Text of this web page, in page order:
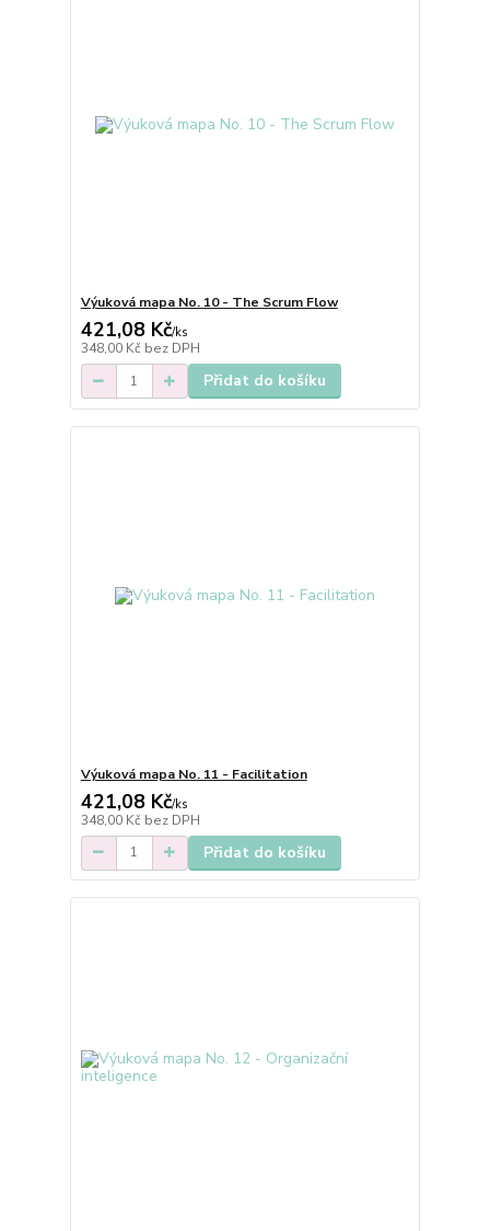
Výuková mapa No. 10 - The Scrum Flow
421,08 Kč/ks
348,00 Kč bez DPH
Přidat do košíku
Výuková mapa No. 11 - Facilitation
421,08 Kč/ks
348,00 Kč bez DPH
Přidat do košíku